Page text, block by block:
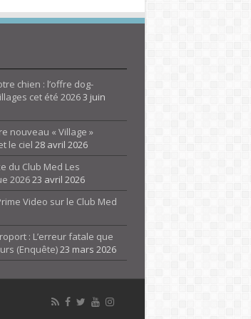
chien : l’offre dog-
cet été 20263 juin
nouveau « Village »
le ciel 28 avril 2026
du Club Med Les
202623 avril 2026
Video sur le Club Med
: L’erreur fatale que
(Enquête)23 mars 2026